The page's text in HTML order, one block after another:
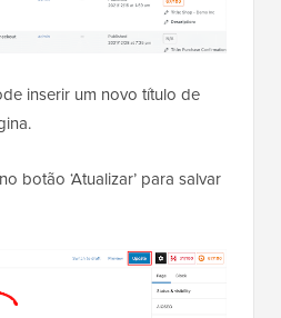
inserir um novo título de
botão ‘Atualizar’ para salvar